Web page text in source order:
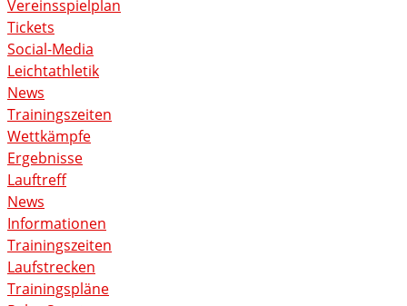
Vereinsspielplan
Tickets
Social-Media
Leichtathletik
News
Trainingszeiten
Wettkämpfe
Ergebnisse
Lauftreff
News
Informationen
Trainingszeiten
Laufstrecken
Trainingspläne